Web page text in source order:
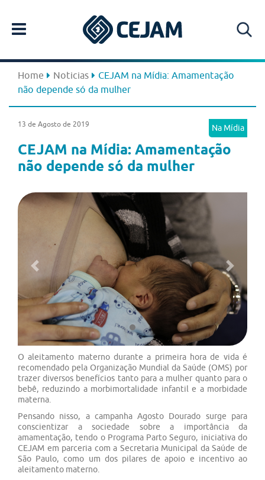
Home Noticias
CEJAM na Mídia: Amamentação
não depende só da mulher
Na Mídia
13 de Agosto de 2019
CEJAM na Mídia: Amamentação
não depende só da mulher
Previous Next
O aleitamento materno durante a primeira hora de vida é
recomendado pela Organização Mundial da Saúde (OMS) por
trazer diversos benefícios tanto para a mulher quanto para o
bebê, reduzindo a morbimortalidade infantil e a morbidade
materna.
Pensando nisso, a campanha Agosto Dourado surge para
conscientizar a sociedade sobre a importância da
amamentação, tendo o Programa Parto Seguro, iniciativa do
CEJAM em parceria com a Secretaria Municipal da Saúde de
São Paulo, como um dos pilares de apoio e incentivo ao
aleitamento materno.